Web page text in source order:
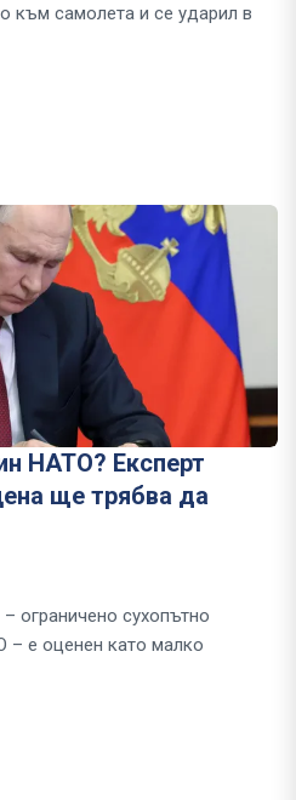
към самолета и се ударил в
НАТО? Експерт
ще трябва да
ограничено сухопътно
– е оценен като малко